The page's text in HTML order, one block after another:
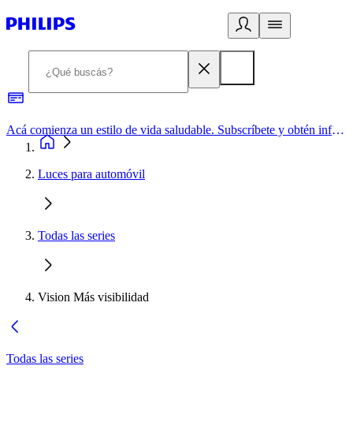
Acá comienza un estilo de vida saludable. Subscríbete y obtén información de primera mano
Luces para automóvil
Todas las series
Vision Más visibilidad
Todas las series